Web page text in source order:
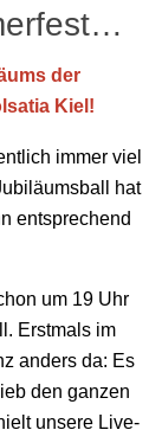
der
Kiel!
immer viel
hat
entsprechend
um 19 Uhr
Erstmals im
anders da: Es
den ganzen
unsere Live-